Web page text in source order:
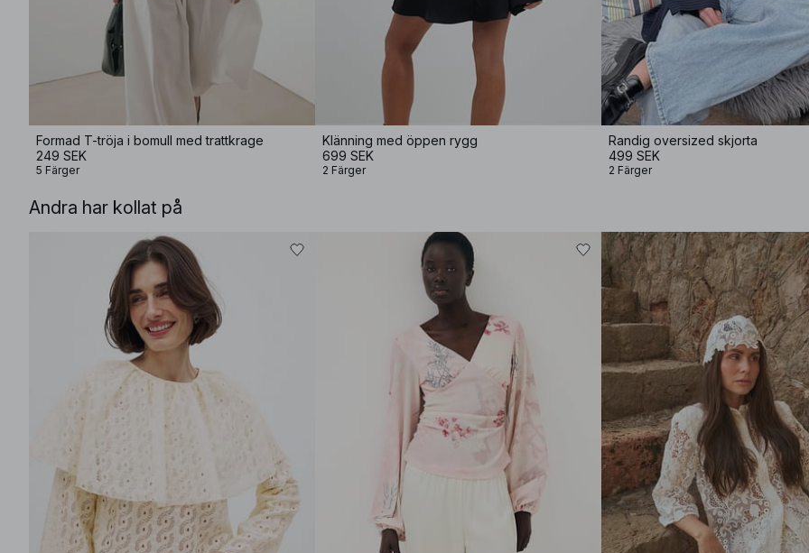
Formad T-tröja i bomull med trattkrage
249 SEK
5 Färger
Klänning med öppen rygg
699 SEK
2 Färger
Randig oversized skjorta
499 SEK
2 Färger
Andra har kollat på